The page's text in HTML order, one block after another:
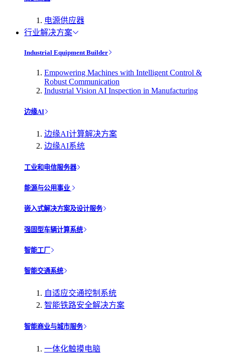
电源供应器
行业解决方案
Industrial Equipment Builder
Empowering Machines with Intelligent Control &
Robust Communication
Industrial Vision AI Inspection in Manufacturing
边缘AI
边缘AI计算解决方案
边缘AI系统
工业和电信服务器
能源与公用事业
嵌入式解决方案及设计服务
强固型车辆计算系统
智能工厂
智能交通系统
自适应交通控制系统
智能铁路安全解决方案
智能商业与城市服务
一体化触摸电脑